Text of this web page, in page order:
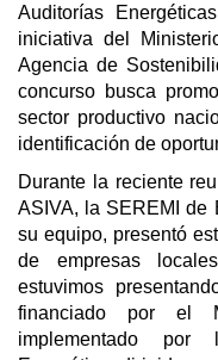
Auditorías
iniciativa del
Agencia de
concurso busca
sector productivo
identificación de
Durante la reciente
ASIVA, la SEREMI de
su equipo, presentó
de empresas
estuvimos
financiado por el
implementado por